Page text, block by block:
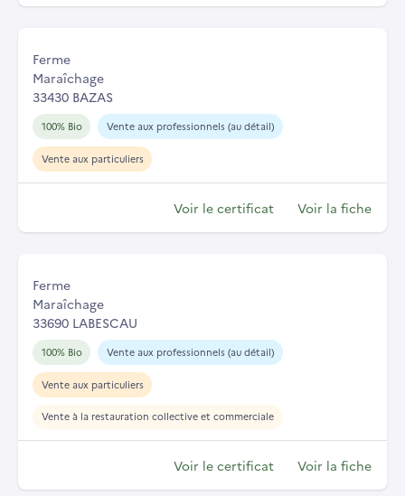
Ferme
Maraîchage
33430 BAZAS
100% Bio Vente aux professionnels (au détail)
Vente aux particuliers
Voir le certificat Voir la fiche
Ferme
Maraîchage
33690 LABESCAU
100% Bio Vente aux professionnels (au détail)
Vente aux particuliers
Vente à la restauration collective et commerciale
Voir le certificat Voir la fiche